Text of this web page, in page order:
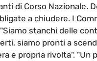
di Corso Nazionale.
a chiudere. I
stanchi delle
siamo pronti a
e propria rivolta". "Un